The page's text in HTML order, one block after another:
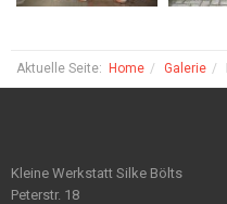
Aktuelle Seite: Home Galerie
Kleine Werkstatt Silke Bölts
Peterstr. 18